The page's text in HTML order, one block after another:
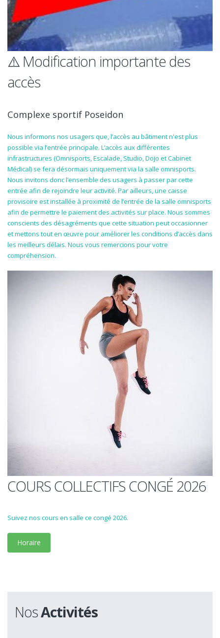
⚠️ Modification importante des
accès
Complexe sportif Poseidon
Nous informons nos usagers que, l’accès au bâtiment n'est plus
possible via l’entrée principale. L’accès aux différentes
infrastructures (Omnisports, Escalade, Studio, Dojo et Cabinet
Médical) se fera désormais uniquement via la salle omnisports.
Nous invitons donc l’ensemble des usagers à passer par cette
entrée afin de rejoindre leur activité. Par ailleurs, une caisse
provisoire est installée à proximité de l’entrée de la salle omnisports
afin de permettre le paiement des activités sur place. Nous sommes
conscients des désagréments que cette situation peut occasionner
et mettons tout en œuvre pour améliorer les conditions d’accès dans
les meilleurs délais. Nous vous remercions pour votre
compréhension.
COURS COLLECTIFS CONGÉ 2026
Suivez nos cours en salle ce congé 2026.
Horaire
NosActivités